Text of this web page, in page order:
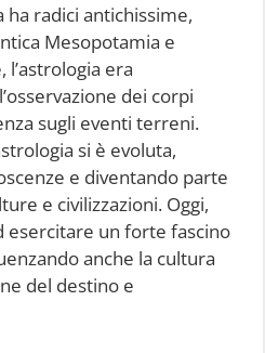
ha radici antichissime,
Mesopotamia e
era
dei corpi
sugli eventi terreni.
si è evoluta,
e diventando parte
e civilizzazioni. Oggi,
esercitare un forte fascino
anche la cultura
del destino e